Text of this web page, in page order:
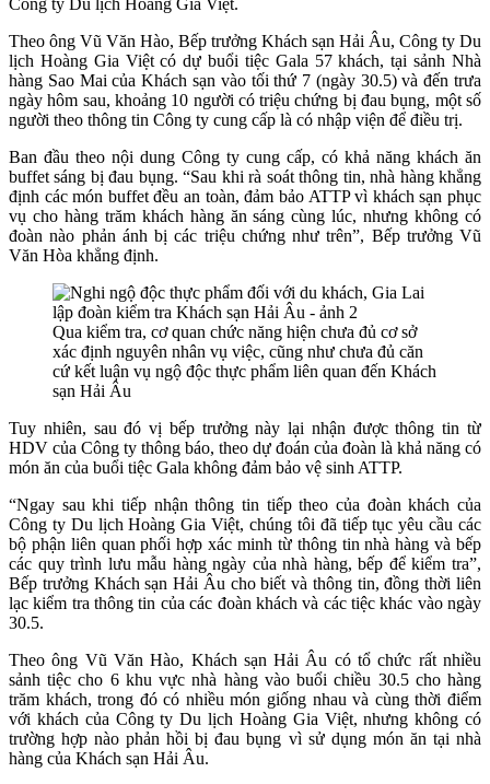
Theo ông Vũ Văn Hào, Bếp trưởng Khách sạn Hải Âu, Công ty Du
lịch Hoàng Gia Việt có dự buổi tiệc Gala 57 khách, tại sảnh Nhà
hàng Sao Mai của Khách sạn vào tối thứ 7 (ngày 30.5) và đến trưa
ngày hôm sau, khoảng 10 người có triệu chứng bị đau bụng, một số
người theo thông tin Công ty cung cấp là có nhập viện để điều trị.
Ban đầu theo nội dung Công ty cung cấp, có khả năng khách ăn
buffet sáng bị đau bụng. “Sau khi rà soát thông tin, nhà hàng khẳng
định các món buffet đều an toàn, đảm bảo ATTP vì khách sạn phục
vụ cho hàng trăm khách hàng ăn sáng cùng lúc, nhưng không có
đoàn nào phản ánh bị các triệu chứng như trên”, Bếp trưởng Vũ
Văn Hòa khẳng định.
Qua kiểm tra, cơ quan chức năng hiện chưa đủ cơ sở
xác định nguyên nhân vụ việc, cũng như chưa đủ căn
cứ kết luận vụ ngộ độc thực phẩm liên quan đến Khách
sạn Hải Âu
Tuy nhiên, sau đó vị bếp trưởng này lại nhận được thông tin từ
HDV của Công ty thông báo, theo dự đoán của đoàn là khả năng có
món ăn của buổi tiệc Gala không đảm bảo vệ sinh ATTP.
“Ngay sau khi tiếp nhận thông tin tiếp theo của đoàn khách của
Công ty Du lịch Hoàng Gia Việt, chúng tôi đã tiếp tục yêu cầu các
bộ phận liên quan phối hợp xác minh từ thông tin nhà hàng và bếp
các quy trình lưu mẫu hàng ngày của nhà hàng, bếp để kiểm tra”,
Bếp trưởng Khách sạn Hải Âu cho biết và thông tin, đồng thời liên
lạc kiểm tra thông tin của các đoàn khách và các tiệc khác vào ngày
30.5.
Theo ông Vũ Văn Hào, Khách sạn Hải Âu có tổ chức rất nhiều
sảnh tiệc cho 6 khu vực nhà hàng vào buổi chiều 30.5 cho hàng
trăm khách, trong đó có nhiều món giống nhau và cùng thời điểm
với khách của Công ty Du lịch Hoàng Gia Việt, nhưng không có
trường hợp nào phản hồi bị đau bụng vì sử dụng món ăn tại nhà
hàng của Khách sạn Hải Âu.